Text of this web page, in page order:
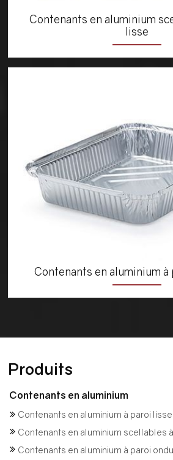
Contenants en aluminium
lisse
Contenants en aluminium à
Produits
Contenants en aluminium
Contenants en aluminium à paroi lisse
Contenants en aluminium scellables
Contenants en aluminium à paroi